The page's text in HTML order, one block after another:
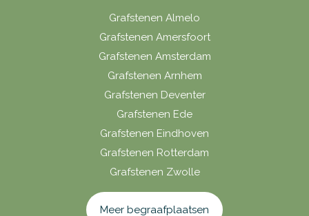
Grafstenen Almelo
Grafstenen Amersfoort
Grafstenen Amsterdam
Grafstenen Arnhem
Grafstenen Deventer
Grafstenen Ede
Grafstenen Eindhoven
Grafstenen Rotterdam
Grafstenen Zwolle
Meer begraafplaatsen